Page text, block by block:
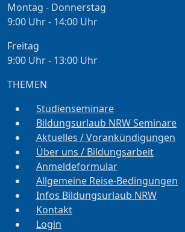
Montag - Donnerstag
9:00 Uhr - 14:00 Uhr
Freitag
9:00 Uhr - 13:00 Uhr
THEMEN
Studienseminare
Bildungsurlaub NRW Seminare
Aktuelles / Vorankündigungen
Über uns / Bildungsarbeit
Anmeldeformular
Allgemeine Reise-Bedingungen
Infos Bildungsurlaub NRW
Kontakt
Login